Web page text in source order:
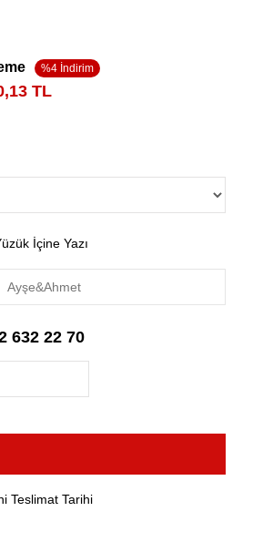
TL
İçine Yazı
632 22 70
Teslimat Tarihi